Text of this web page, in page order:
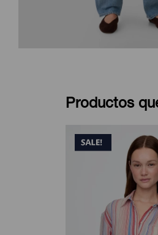
Productos